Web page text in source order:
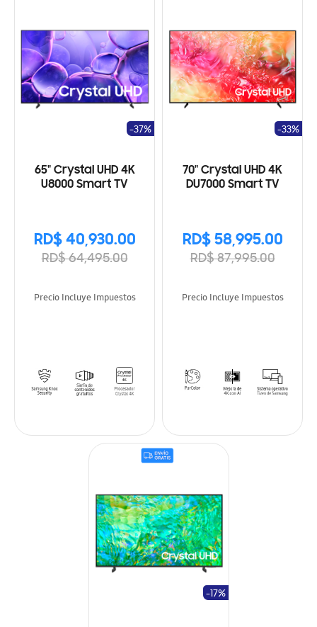
65" Crystal UHD 4K
U8000 Smart TV
RD$ 40,930.00
RD$ 64,495.00
-37%
Precio Incluye Impuestos
70" Crystal UHD 4K
DU7000 Smart TV
RD$ 58,995.00
RD$ 87,995.00
-33%
Precio Incluye Impuestos
-17%